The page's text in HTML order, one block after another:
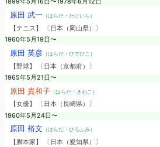
1899年5月16日〜1978年6月12日
原田 武一（はらだ・たけいち）
【テニス】 〔日本（岡山県）〕
1960年5月19日〜
原田 英彦（はらだ・ひでひこ）
【野球】 〔日本（京都府）〕
1965年5月21日〜
原田 貴和子（はらだ・きわこ）
【女優】 〔日本（長崎県）〕
1960年5月24日〜
原田 裕文 （はらだ・ひろふみ）
【脚本家】 〔日本（愛知県）〕